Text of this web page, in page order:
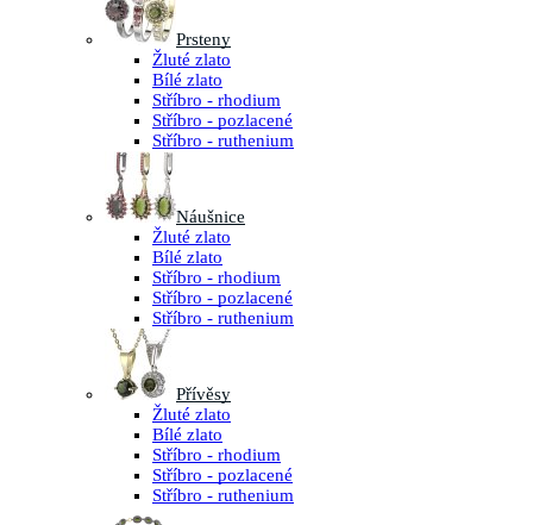
Prsteny
Žluté zlato
Bílé zlato
Stříbro - rhodium
Stříbro - pozlacené
Stříbro - ruthenium
Náušnice
Žluté zlato
Bílé zlato
Stříbro - rhodium
Stříbro - pozlacené
Stříbro - ruthenium
Přívěsy
Žluté zlato
Bílé zlato
Stříbro - rhodium
Stříbro - pozlacené
Stříbro - ruthenium